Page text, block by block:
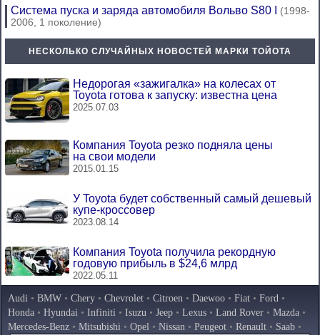
Система пуска и заряда автомобиля Вольво S80 I (1998-
2006, 1 поколение)
НЕСКОЛЬКО СЛУЧАЙНЫХ НОВОСТЕЙ МАРКИ ТОЙОТА
Недорогая «зажигалка» на колесах от
Toyota готова к запуску: известна цена
2025.07.03
Компания Toyota резко подняла цены
на свои модели
2015.01.15
У Toyota будет собственный самый дешевый
купе-кроссовер
2023.08.14
Компания Toyota получила рекордную
годовую прибыль в $24,6 млрд
2022.05.11
Audi • BMW • Chery • Chevrolet • Citroen • Daewoo • Fiat • Ford •
Honda • Hyundai • Infiniti • Isuzu • Jeep • Lexus • Land Rover • Mazda •
Mercedes-Benz • Mitsubishi • Opel • Nissan • Peugeot • Renault • Saab •